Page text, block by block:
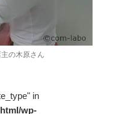
の木原さん
in
wp-